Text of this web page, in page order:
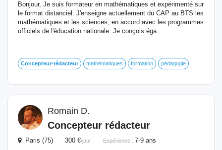
Bonjour, Je suis formateur en mathématiques et expérimenté sur
le format distanciel. J'enseigne actuellement du CAP au BTS les
mathématiques et les sciences, en accord avec les programmes
officiels de l'éducation nationale. Je conçois éga...
Concepteur-rédacteur mathématiques formation pédagogie
Romain D.
Concepteur rédacteur
Paris (75) 300 €/jour Expérience : 7-9 ans